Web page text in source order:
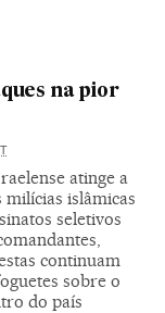
na pior
atinge a
milícias islâmicas
seletivos
continuam
sobre o
do país